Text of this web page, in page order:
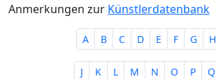
Anmerkungen zur Künstlerdatenbank
A B C D E F G H
J K L M N O P Q